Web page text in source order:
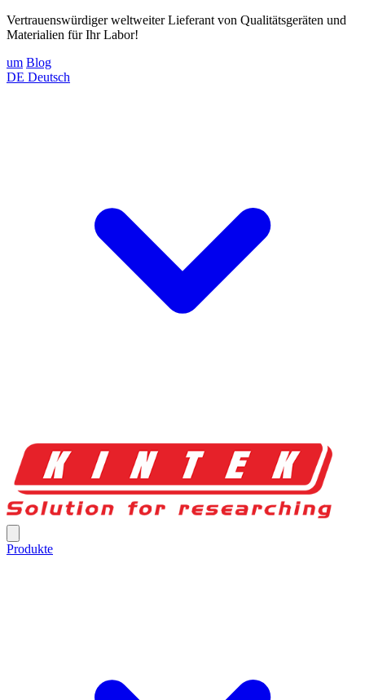
Vertrauenswürdiger weltweiter Lieferant von Qualitätsgeräten und
Materialien für Ihr Labor!
um Blog
DE Deutsch
Produkte